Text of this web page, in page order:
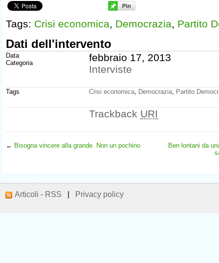
Tags: Crisi economica, Democrazia, Partito
Dati dell'intervento
Data
Categoria
febbraio 17, 2013
Interviste
Tags Crisi economica Democrazia Partito
Trackback URI
← Bisogna vincere alla grande. Non un pochino
Ben lontani da
Articoli - RSS Privacy policy